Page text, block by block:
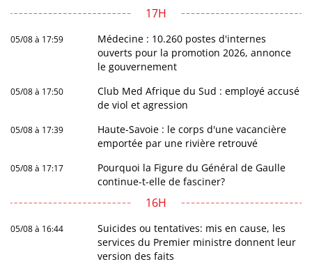
17H
05/08 à 17:59
Médecine : 10.260 postes d'internes
ouverts pour la promotion 2026, annonce
le gouvernement
05/08 à 17:50
Club Med Afrique du Sud : employé accusé
de viol et agression
05/08 à 17:39
Haute-Savoie : le corps d'une vacancière
emportée par une rivière retrouvé
05/08 à 17:17
Pourquoi la Figure du Général de Gaulle
continue-t-elle de fasciner?
16H
05/08 à 16:44
Suicides ou tentatives: mis en cause, les
services du Premier ministre donnent leur
version des faits